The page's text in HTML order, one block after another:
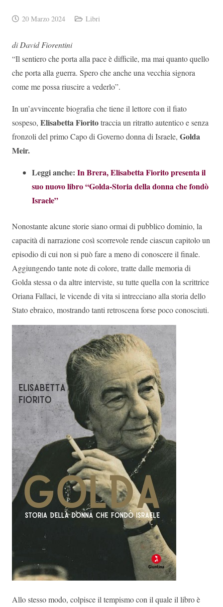
20 Marzo 2024 Libri
di David Fiorentini
“Il sentiero che porta alla pace è difficile, ma mai quanto quello
che porta alla guerra. Spero che anche una vecchia signora
come me possa riuscire a vederlo”.
In un’avvincente biografia che tiene il lettore con il fiato
sospeso, Elisabetta Fioritotraccia un ritratto autentico e senza
fronzoli del primo Capo di Governo donna di Israele, Golda
Meir.
Leggi anche: In Brera, Elisabetta Fiorito presenta il
suo nuovo libro “Golda-Storia della donna che fondò
Israele”
Nonostante alcune storie siano ormai di pubblico dominio, la
capacità di narrazione così scorrevole rende ciascun capitolo un
episodio di cui non si può fare a meno di conoscere il finale.
Aggiungendo tante note di colore, tratte dalle memoria di
Golda stessa o da altre interviste, su tutte quella con la scrittrice
Oriana Fallaci, le vicende di vita si intrecciano alla storia dello
Stato ebraico, mostrando tanti retroscena forse poco conosciuti.
Allo stesso modo, colpisce il tempismo con il quale il libro è